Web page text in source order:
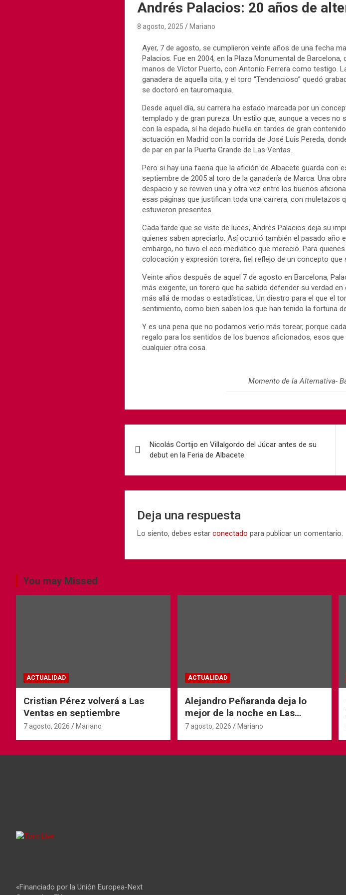
Andrés Palacios: 20 años de
8 agosto, 2025 Mariano
Ayer, 7 de agosto, se cumplieron veinte años de una fecha
Palacios. Fue en 2004, en la Plaza Monumental de
manos de Víctor Puerto, con Antonio Ferrera como testigo.
ganadera de aquella cita, y el toro “Tendencioso” quedó
se doctoró en tauromaquia.
Desde aquel día, su carrera ha estado marcada por un
templado y de gran pureza. Un estilo que, aunque a veces
con la espada, sí ha dejado huella en tardes de gran
actuación en Madrid con la corrida de José Luis Pereda,
de par en par la Puerta Grande de Las Ventas.
Pero si hay una faena que la afición de Albacete guarda con
septiembre de 2005 al toro de la ganadería de Marca. Una
despacio y se reviven una y otra vez entre los buenos
esas páginas que justifican toda una carrera, con muletazos
estuvieron presentes.
Cada tarde que se viste de luces, Andrés Palacios deja su
quienes saben apreciarlo. Así ocurrió también el pasado año
embargo, no tuvo el eco mediático que mereció. Para
colocación y expresión torera, fiel reflejo de un concepto
Veinte años después de aquel 7 de agosto en Barcelona,
más exigente, un torero que ha sabido defender su verdad
más allá de modas o estadísticas. Un diestro para el que el
sentimiento, como bien saben los que han tenido la fortuna
Y es una pena que no podamos verlo más torear, porque
regalo para los sentidos de los buenos aficionados, esos
cualquier otra cosa.
Momento de la Alternativa-
Nicolás Cortijo en Villalgordo del Júcar antes de su
debut en la Feria de Albacete
Deja una respuesta
Lo siento, debes estarconectado para publicar un comentario.
You may Missed
ACTUALIDAD
Cristian Pérez volverá a Las
Ventas en septiembre
7 agosto, 2026 Mariano
ACTUALIDAD
Alejandro Peñaranda deja lo
mejor de la noche en Las
Ventas
7 agosto, 2026 Mariano
«Financiado por la Unión Europea-Next